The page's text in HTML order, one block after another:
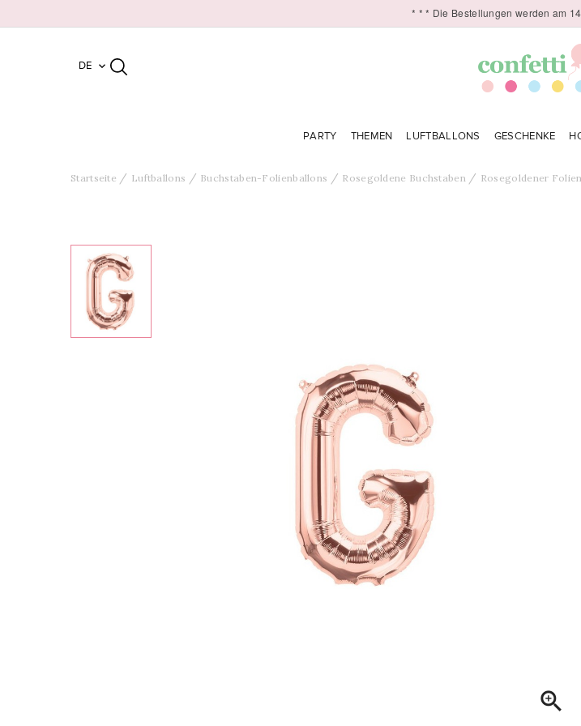
* * * Die Bestellungen werden am
DE 
PARTY THEMEN LUFTBALLONS GESCHENKE
Startseite Luftballons Buchstaben-Folienballons Rosegoldene Buchstaben Rosegoldener
